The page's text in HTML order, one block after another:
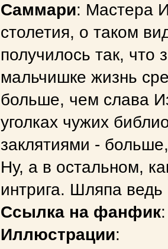
Саммари: Мастера
столетия, о таком
получилось так, что
мальчишке жизнь
больше, чем слава
уголках чужих
заклятиями -
Ну, а в остальном,
интрига. Шляпа
Ссылка на фанфик
Иллюстрации: